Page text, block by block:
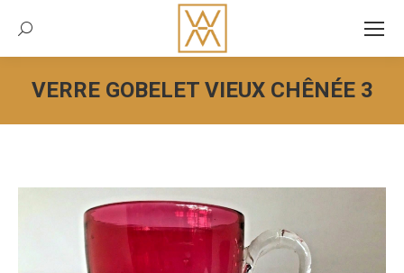
Recherche:
VERRE GOBELET VIEUX CHÊNÉE 3
Vous êtes ici :